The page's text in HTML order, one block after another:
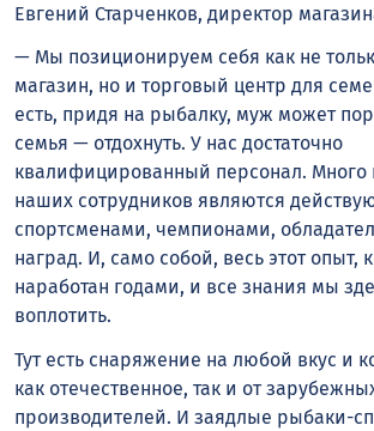
Евгений Старченков, директор
— Мы позиционируем себя как не
магазин, но и торговый центр для
есть, придя на рыбалку, муж может
семья — отдохнуть. У нас достаточно
квалифицированный персонал. Много
наших сотрудников являются
спортсменами, чемпионами,
наград. И, само собой, весь этот опыт,
наработан годами, и все знания мы
воплотить.
Тут есть снаряжение на любой вкус и
как отечественное, так и от
производителей. И заядлые рыбаки-